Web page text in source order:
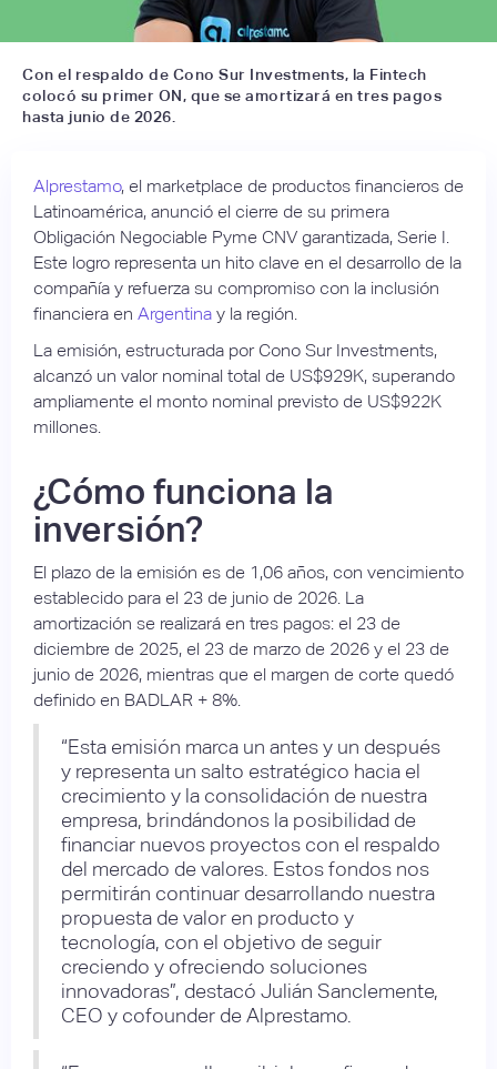
Con el respaldo de Cono Sur Investments, la Fintech
colocó su primer ON, que se amortizará en tres pagos
hasta junio de 2026.
Alprestamo, el marketplace de productos financieros de
Latinoamérica, anunció el cierre de su primera
Obligación Negociable Pyme CNV garantizada, Serie I.
Este logro representa un hito clave en el desarrollo de la
compañía y refuerza su compromiso con la inclusión
financiera en Argentina y la región.
La emisión, estructurada por Cono Sur Investments,
alcanzó un valor nominal total de US$929K, superando
ampliamente el monto nominal previsto de US$922K
millones.
¿Cómo funciona la
inversión?
El plazo de la emisión es de 1,06 años, con vencimiento
establecido para el 23 de junio de 2026. La
amortización se realizará en tres pagos: el 23 de
diciembre de 2025, el 23 de marzo de 2026 y el 23 de
junio de 2026, mientras que el margen de corte quedó
definido en BADLAR + 8%.
“Esta emisión marca un antes y un después
y representa un salto estratégico hacia el
crecimiento y la consolidación de nuestra
empresa, brindándonos la posibilidad de
financiar nuevos proyectos con el respaldo
del mercado de valores. Estos fondos nos
permitirán continuar desarrollando nuestra
propuesta de valor en producto y
tecnología, con el objetivo de seguir
creciendo y ofreciendo soluciones
innovadoras”, destacó Julián Sanclemente,
CEO y cofounder de Alprestamo.